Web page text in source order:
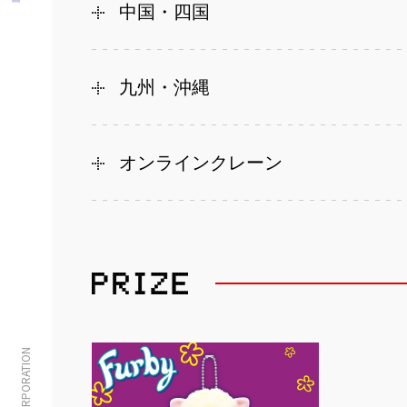
中国・四国
九州・沖縄
オンラインクレーン